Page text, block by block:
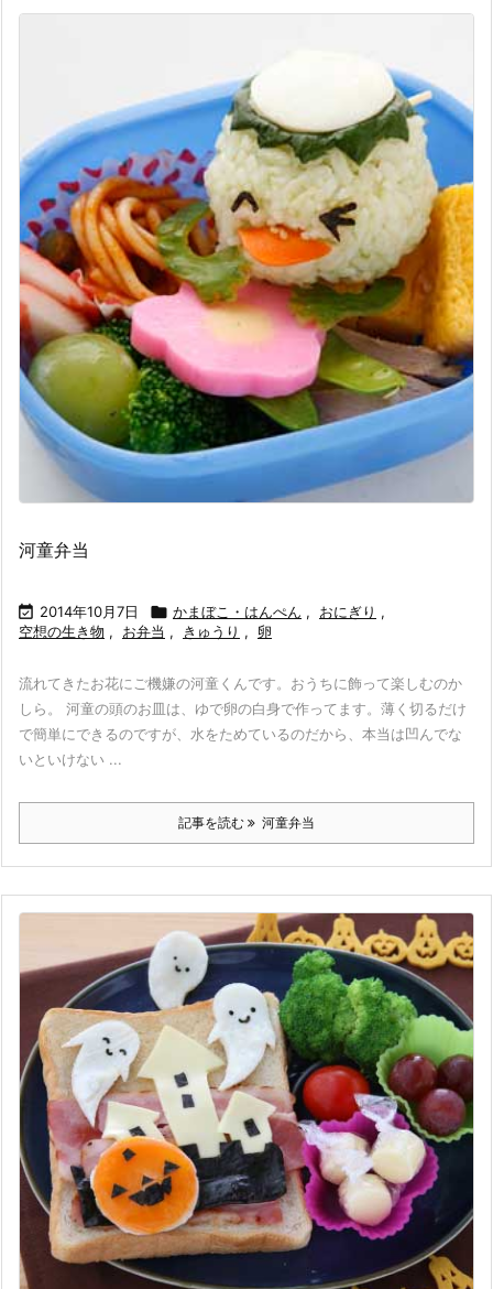
河童弁当
 2014年10月7日  かまぼこ・はんぺん , おにぎり ,
空想の生き物 , お弁当 , きゅうり , 卵
流れてきたお花にご機嫌の河童くんです。おうちに飾って楽しむのか
しら。 河童の頭のお皿は、ゆで卵の白身で作ってます。薄く切るだけ
で簡単にできるのですが、水をためているのだから、本当は凹んでな
いといけない ...
記事を読む 河童弁当